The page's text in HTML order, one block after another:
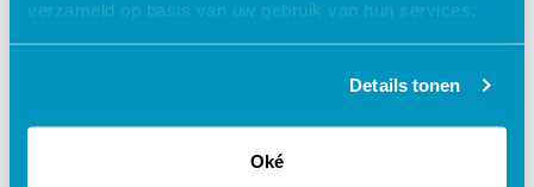
verzameld op basis van uw gebruik van hun services.
Details tonen
Oké